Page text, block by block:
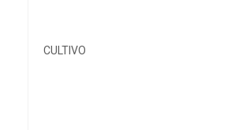
CULTIVO